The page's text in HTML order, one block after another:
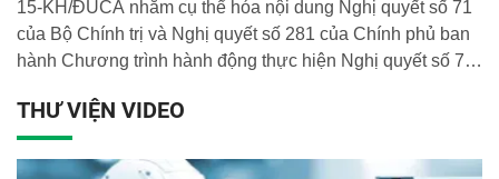
15-KH/ĐUCA nhằm cụ thể hóa nội dung Nghị quyết số 71
của Bộ Chính trị và Nghị quyết số 281 của Chính phủ ban
hành Chương trình hành động thực hiện Nghị quyết số 71
và đào tạo của lực lượng Công an nhân dân (CAND).
THƯ VIỆN VIDEO